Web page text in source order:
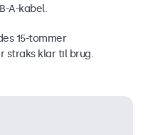
A-kabel.
15-tommer
straks klar til brug.